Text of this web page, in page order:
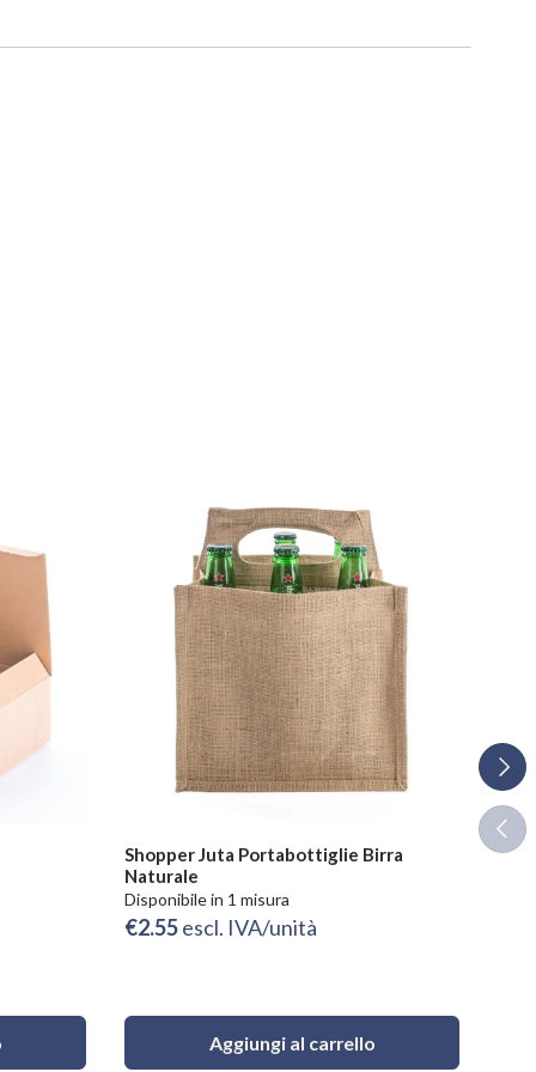
Shopper Juta Portabottiglie Birra
Naturale
Disponibile in 1 misura
€2.55escl. IVA/unità
Aggiungi al carrello